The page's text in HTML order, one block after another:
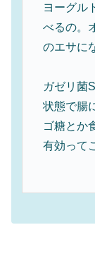
ヨーグル
べるの。
のエサに
ガゼリ菌
状態で腸
ゴ糖とか
有効って